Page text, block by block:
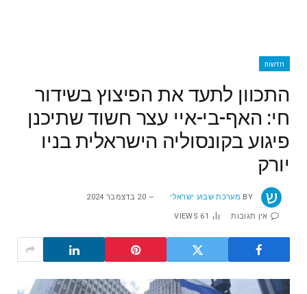
חדשות
התכוון לתעד את הפיצוץ בשידור
חי: האף-בי-איי עצר חשוד שתיכנן
פיגוע בקונסוליה הישראלית בניו
יורק
BY מערכת שבוע ישראלי 20 בדצמבר 2024
אין תגובות 61
VIEWS